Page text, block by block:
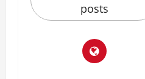
posts